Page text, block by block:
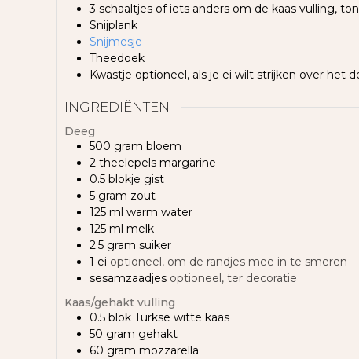
3 schaaltjes of iets anders om de kaas vulling,
Snijplank
Snijmesje
Theedoek
Kwastje optioneel, als je ei wilt strijken over het
INGREDIËNTEN
Deeg
500 gram bloem
2 theelepels margarine
0.5 blokje gist
5 gram zout
125 ml warm water
125 ml melk
2.5 gram suiker
1 ei optioneel, om de randjes mee in te smeren
sesamzaadjes optioneel, ter decoratie
Kaas/gehakt vulling
0.5 blok Turkse witte kaas
50 gram gehakt
60 gram mozzarella